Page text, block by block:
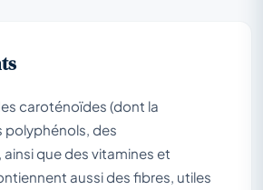
caroténoïdes (dont la
polyphénols, des
que des vitamines et
aussi des fibres, utiles